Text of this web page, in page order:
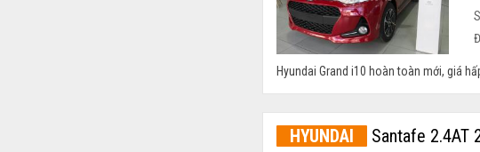
Hyundai Grand i10 hoàn toàn mới, giá
HYUNDAI Santafe 2.4AT